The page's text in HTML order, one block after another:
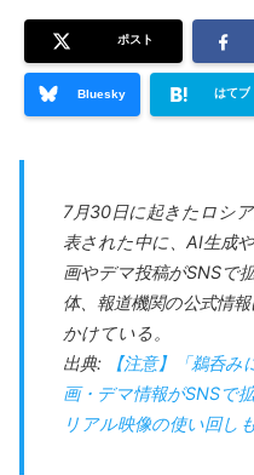
ポスト
Bluesky はてブ
7月30日に起きたロシ
表された中に、AI生成
画やデマ投稿がSNSで
体、報道機関の公式情
かけている。
出典:
【注意】「鵜呑
画・デマ情報がSNSで
リアル映像の使い回し